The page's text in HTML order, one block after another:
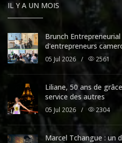
IL Y A UN MOIS
Brunch
d'entrepreneurs
05 Jul 2026 / 2561
Liliane, 50 ans de
service des autres
05 Jul 2026 / 2304
Marcel Tchangue : un